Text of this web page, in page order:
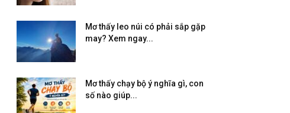
Mơ thấy leo núi có phải sắp gặp
may? Xem ngay...
Mơ thấy chạy bộ ý nghĩa gì, con
số nào giúp...